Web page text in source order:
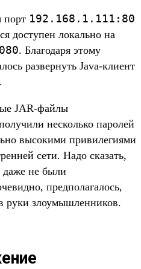
порт 192.168.1.111:80
доступен локально на
. Благодаря этому
развернуть Java-клиент
JAR-файлы
несколько паролей
высокими привилегиями
сети. Надо сказать,
не были
предполагалось,
руки злоумышленников.